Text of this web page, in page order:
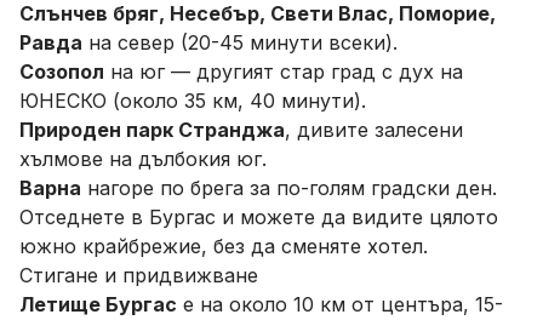
Слънчев бряг, Несебър, Свети Влас, Поморие,
Равда на север (20-45 минути всеки).
Созопол на юг — другият стар град с дух на
ЮНЕСКО (около 35 км, 40 минути).
Природен парк Странджа, дивите залесени
хълмове на дълбокия юг.
Варна нагоре по брега за по-голям градски ден.
Отседнете в Бургас и можете да видите цялото
южно крайбрежие, без да сменяте хотел.
Стигане и придвижване
Летище Бургас е на около 10 км от центъра, 15-